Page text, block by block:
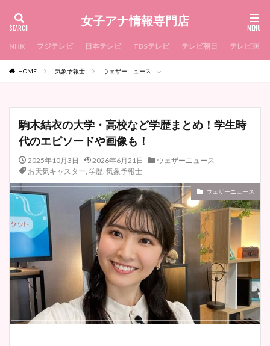
女子アナ情報専門店
NHK フジテレビ 日本テレビ TBSテレビ テレビ朝日 テレビ東京
HOME 気象予報士 ウェザーニュース
駒木結衣の大学・高校など学歴まとめ！学生時
代のエピソードや画像も！
2025年10月3日 2026年6月21日
ウェザーニュース
お天気キャスター, 学歴, 気象予報士
ウェザーニュース